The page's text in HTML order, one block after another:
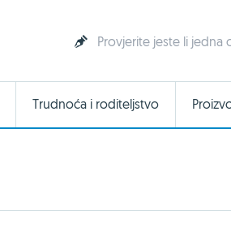
Provjerite jeste li jedna
Trudnoća i roditeljstvo